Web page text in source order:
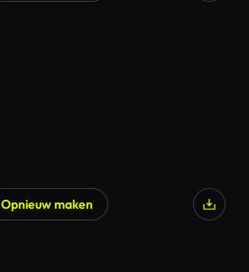
Opnieuw maken